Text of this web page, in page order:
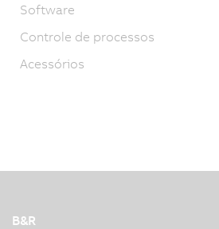
Software
Controle de processos
Acessórios
B&R